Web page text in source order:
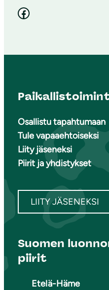
Facebook
Osallistu tapahtumaan
Tule vapaaehtoiseksi
Liity jäseneksi
Piirit ja yhdistykset
LIITY JÄSENEKSI
Suomen
piirit
Etelä-Häme